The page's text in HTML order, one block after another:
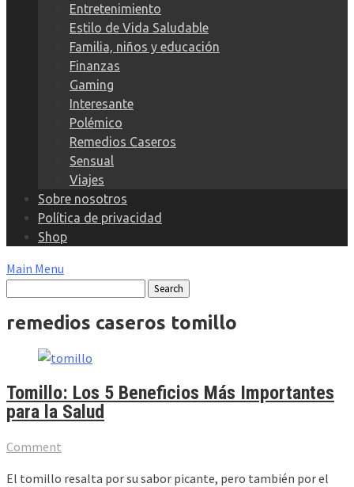
Entretenimiento
Estilo de Vida Saludable
Familia, niños y educación
Finanzas
Gaming
Interesante
Polémico
Remedios Caseros
Sensual
Viajes
Sobre nosotros
Política de privacidad
Shop
Main Menu
remedios caseros tomillo
Tomillo: Los 5 Beneficios Más Importantes
para la Salud
Comment
El tomillo resalta por su sabor picante, pero también por el